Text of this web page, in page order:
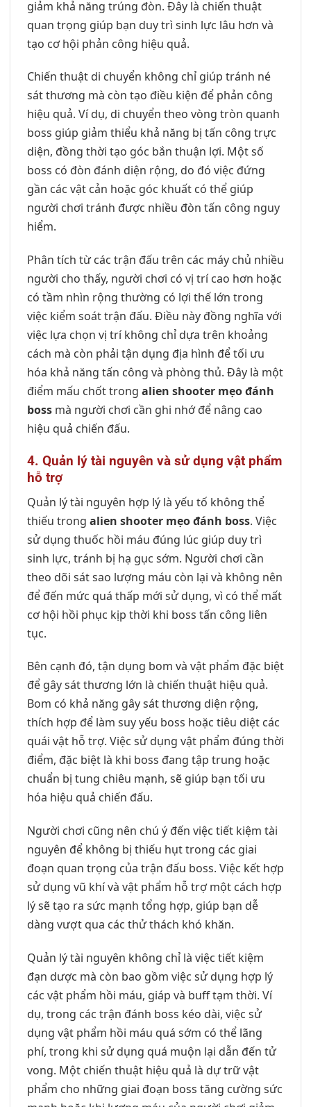
giảm khả năng trúng đòn. Đây là chiến thuật
quan trọng giúp bạn duy trì sinh lực lâu hơn và
tạo cơ hội phản công hiệu quả.
Chiến thuật di chuyển không chỉ giúp tránh né
sát thương mà còn tạo điều kiện để phản công
hiệu quả. Ví dụ, di chuyển theo vòng tròn quanh
boss giúp giảm thiểu khả năng bị tấn công trực
diện, đồng thời tạo góc bắn thuận lợi. Một số
boss có đòn đánh diện rộng, do đó việc đứng
gần các vật cản hoặc góc khuất có thể giúp
người chơi tránh được nhiều đòn tấn công nguy
hiểm.
Phân tích từ các trận đấu trên các máy chủ nhiều
người cho thấy, người chơi có vị trí cao hơn hoặc
có tầm nhìn rộng thường có lợi thế lớn trong
việc kiểm soát trận đấu. Điều này đồng nghĩa với
việc lựa chọn vị trí không chỉ dựa trên khoảng
cách mà còn phải tận dụng địa hình để tối ưu
hóa khả năng tấn công và phòng thủ. Đây là một
điểm mấu chốt trong alien shooter mẹo đánh
boss mà người chơi cần ghi nhớ để nâng cao
hiệu quả chiến đấu.
4. Quản lý tài nguyên và sử dụng vật phẩm
hỗ trợ
Quản lý tài nguyên hợp lý là yếu tố không thể
thiếu trong alien shooter mẹo đánh boss. Việc
sử dụng thuốc hồi máu đúng lúc giúp duy trì
sinh lực, tránh bị hạ gục sớm. Người chơi cần
theo dõi sát sao lượng máu còn lại và không nên
để đến mức quá thấp mới sử dụng, vì có thể mất
cơ hội hồi phục kịp thời khi boss tấn công liên
tục.
Bên cạnh đó, tận dụng bom và vật phẩm đặc biệt
để gây sát thương lớn là chiến thuật hiệu quả.
Bom có khả năng gây sát thương diện rộng,
thích hợp để làm suy yếu boss hoặc tiêu diệt các
quái vật hỗ trợ. Việc sử dụng vật phẩm đúng thời
điểm, đặc biệt là khi boss đang tập trung hoặc
chuẩn bị tung chiêu mạnh, sẽ giúp bạn tối ưu
hóa hiệu quả chiến đấu.
Người chơi cũng nên chú ý đến việc tiết kiệm tài
nguyên để không bị thiếu hụt trong các giai
đoạn quan trọng của trận đấu boss. Việc kết hợp
sử dụng vũ khí và vật phẩm hỗ trợ một cách hợp
lý sẽ tạo ra sức mạnh tổng hợp, giúp bạn dễ
dàng vượt qua các thử thách khó khăn.
Quản lý tài nguyên không chỉ là việc tiết kiệm
đạn dược mà còn bao gồm việc sử dụng hợp lý
các vật phẩm hồi máu, giáp và buff tạm thời. Ví
dụ, trong các trận đánh boss kéo dài, việc sử
dụng vật phẩm hồi máu quá sớm có thể lãng
phí, trong khi sử dụng quá muộn lại dẫn đến tử
vong. Một chiến thuật hiệu quả là dự trữ vật
phẩm cho những giai đoạn boss tăng cường sức